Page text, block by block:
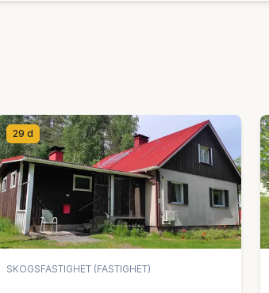
29 d
SKOGSFASTIGHET (FASTIGHET)